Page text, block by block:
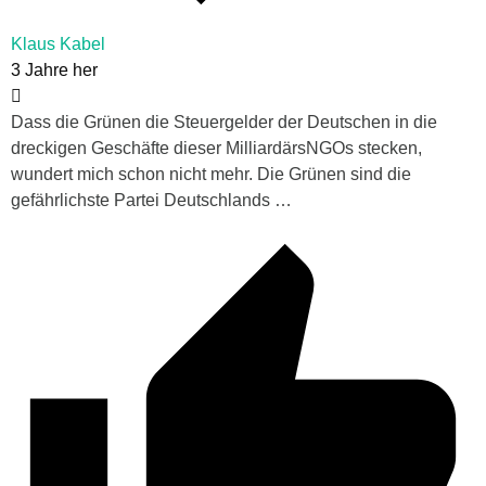
Klaus Kabel
3 Jahre her
Dass die Grünen die Steuergelder der Deutschen in die
dreckigen Geschäfte dieser MilliardärsNGOs stecken,
wundert mich schon nicht mehr. Die Grünen sind die
gefährlichste Partei Deutschlands …